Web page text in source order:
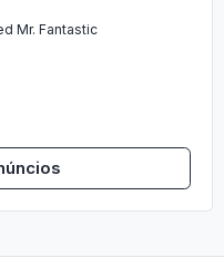
Mr. Fantastic